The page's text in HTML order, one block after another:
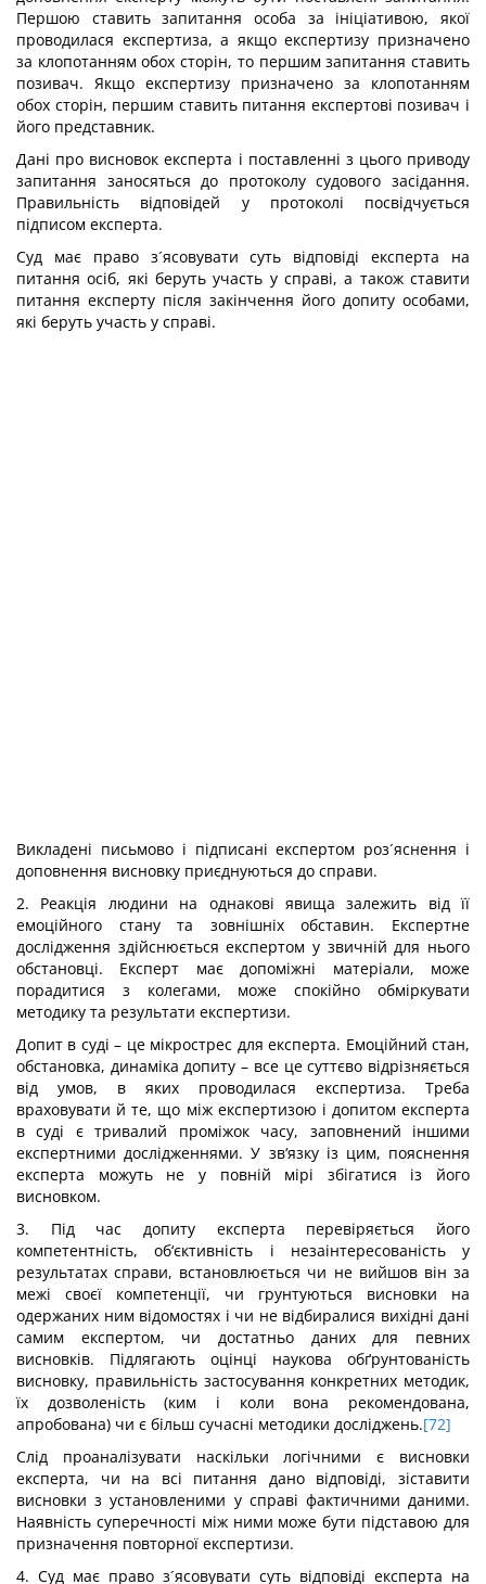
Першою ставить запитання особа за ініціативою, якої
проводилася експертиза, а якщо експертизу призначено
за клопотанням обох сторін, то першим запитання ставить
позивач. Якщо експертизу призначено за клопотанням
обох сторін, першим ставить питання експертові позивач і
його представник.
Дані про висновок експерта і поставленні з цього приводу
запитання заносяться до протоколу судового засідання.
Правильність відповідей у протоколі посвідчується
підписом експерта.
Суд має право з´ясовувати суть відповіді експерта на
питання осіб, які беруть участь у справі, а також ставити
питання експерту після закінчення його допиту особами,
які беруть участь у справі.
Викладені письмово і підписані експертом роз´яснення і
доповнення висновку приєднуються до справи.
2. Реакція людини на однакові явища залежить від її
емоційного стану та зовнішніх обставин. Експертне
дослідження здійснюється експертом у звичній для нього
обстановці. Експерт має допоміжні матеріали, може
порадитися з колегами, може спокійно обміркувати
методику та результати експертизи.
Допит в суді – це мікрострес для експерта. Емоційний стан,
обстановка, динаміка допиту – все це суттєво відрізняється
від умов, в яких проводилася експертиза. Треба
враховувати й те, що між експертизою і допитом експерта
в суді є тривалий проміжок часу, заповнений іншими
експертними дослідженнями. У зв‘язку із цим, пояснення
експерта можуть не у повній мірі збігатися із його
висновком.
3. Під час допиту експерта перевіряється його
компетентність, об‘єктивність і незаінтересованість у
результатах справи, встановлюється чи не вийшов він за
межі своєї компетенції, чи грунтуються висновки на
одержаних ним відомостях і чи не відбиралися вихідні дані
самим експертом, чи достатньо даних для певних
висновків. Підлягають оцінці наукова обґрунтованість
висновку, правильність застосування конкретних методик,
їх дозволеність (ким і коли вона рекомендована,
апробована) чи є більш сучасні методики досліджень.[72]
Слід проаналізувати наскільки логічними є висновки
експерта, чи на всі питання дано відповіді, зіставити
висновки з установленими у справі фактичними даними.
Наявність суперечності між ними може бути підставою для
призначення повторної експертизи.
4. Суд має право з´ясовувати суть відповіді експерта на